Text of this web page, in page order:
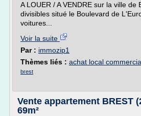
A LOUER / A VENDRE sur la ville de
divisibles situé le Boulevard de
voitures...
Voir la suite
Par : immozip1
Thèmes liés : achat local
brest
Vente appartement BREST
69m²